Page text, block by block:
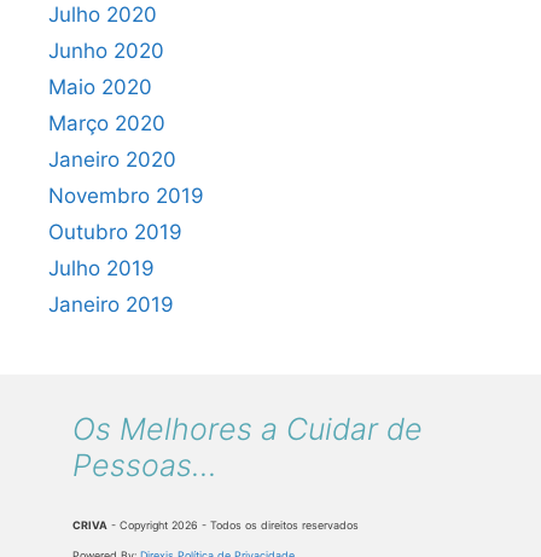
Julho 2020
Junho 2020
Maio 2020
Março 2020
Janeiro 2020
Novembro 2019
Outubro 2019
Julho 2019
Janeiro 2019
Os Melhores a Cuidar de
Pessoas...
CRIVA - Copyright 2026 - Todos os direitos reservados